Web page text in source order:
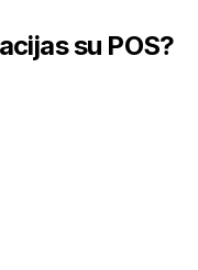
su POS?